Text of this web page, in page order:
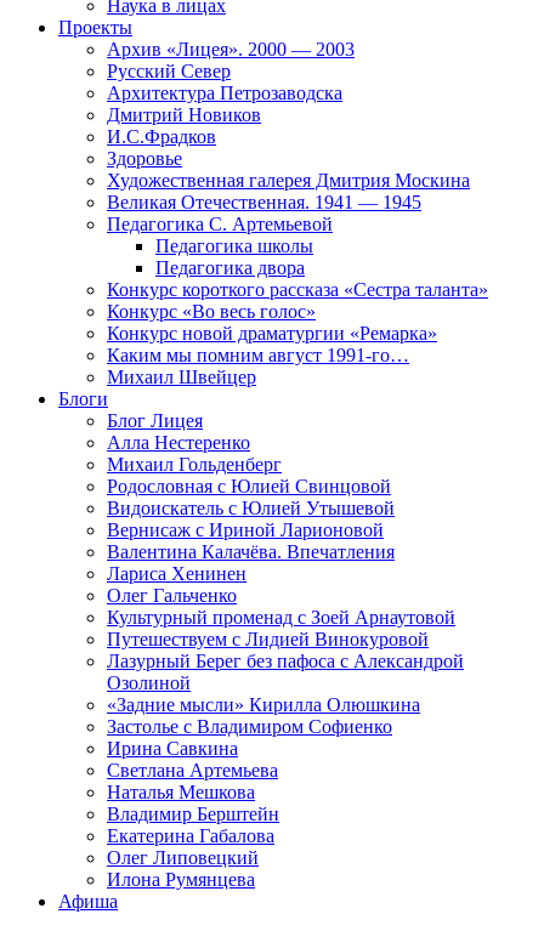
Наука в лицах
Проекты
Архив «Лицея». 2000 — 2003
Русский Север
Архитектура Петрозаводска
Дмитрий Новиков
И.С.Фрадков
Здоровье
Художественная галерея Дмитрия Москина
Великая Отечественная. 1941 — 1945
Педагогика С. Артемьевой
Педагогика школы
Педагогика двора
Конкурс короткого рассказа «Сестра таланта»
Конкурс «Во весь голос»
Конкурс новой драматургии «Ремарка»
Каким мы помним август 1991-го…
Михаил Швейцер
Блоги
Блог Лицея
Алла Нестеренко
Михаил Гольденберг
Родословная с Юлией Свинцовой
Видоискатель с Юлией Утышевой
Вернисаж с Ириной Ларионовой
Валентина Калачёва. Впечатления
Лариса Хенинен
Олег Гальченко
Культурный променад с Зоей Арнаутовой
Путешествуем с Лидией Винокуровой
Лазурный Берег без пафоса с Александрой
Озолиной
«Задние мысли» Кирилла Олюшкина
Застолье с Владимиром Софиенко
Ирина Савкина
Светлана Артемьева
Наталья Мешкова
Владимир Берштейн
Екатерина Габалова
Олег Липовецкий
Илона Румянцева
Афиша